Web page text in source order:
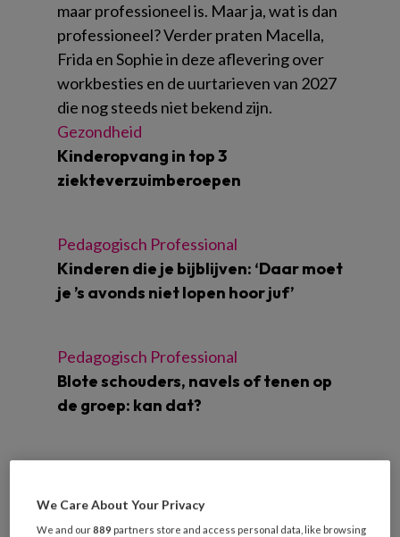
maar professioneel is. Maar ja, wat is dan
professioneel? Verder praten Macella,
Frida en Sophie in deze aflevering over
workbesties en de uurtarieven van 2027
die nog steeds niet bekend zijn.
Gezondheid
Kinderopvang in top 3
ziekteverzuimberoepen
Pedagogisch Professional
Kinderen die je bijblijven: ‘Daar moet
je ’s avonds niet lopen hoor juf’
Pedagogisch Professional
Blote schouders, navels of tenen op
de groep: kan dat?
vragen en vertrouwen opbouwen bij
We Care About Your Privacy
We and our889 partners store and access personal data, like browsing